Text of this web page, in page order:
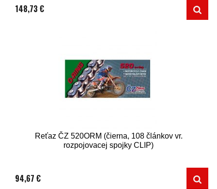
148,73 €
Reťaz ČZ 520ORM (čierna, 108 článkov vr.
rozpojovacej spojky CLIP)
94,67 €